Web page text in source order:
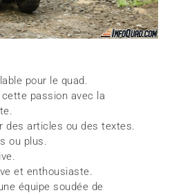
pour le quad.
passion avec la
des articles ou des textes.
ou plus.
et enthousiaste.
équipe soudée de